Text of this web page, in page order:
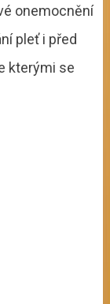
onemocnění
pleť i před
kterými se